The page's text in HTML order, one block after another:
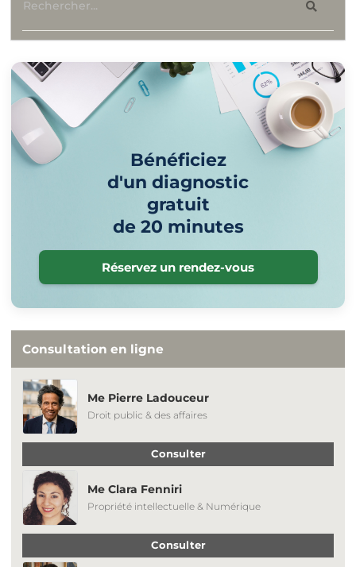
Bénéficiez
d'un diagnostic
gratuit
de 20 minutes
Réservez un rendez-vous
Consultation en ligne
Me Pierre Ladouceur
Droit public & des affaires
Consulter
Me Clara Fenniri
Propriété intellectuelle & Numérique
Consulter